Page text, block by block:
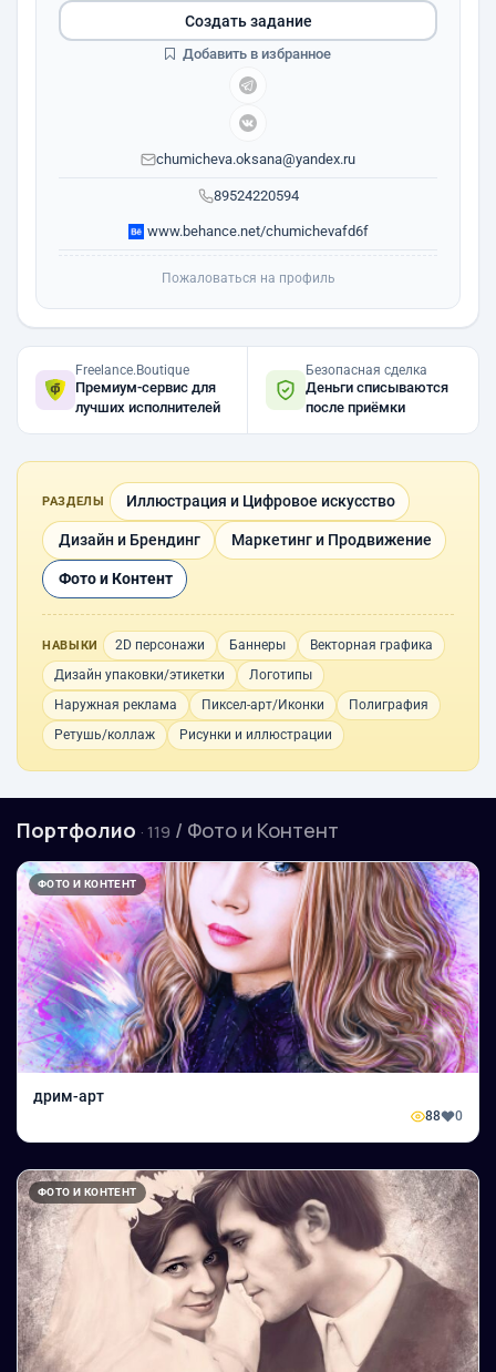
89524220594
chumicheva.oksana@yandex.ru
www.behance.net/chumichevafd6f
Создать задание
Добавить в избранное
Пожаловаться на профиль
Freelance.Boutique
Премиум-сервис для
лучших исполнителей
Безопасная сделка
Деньги списываются
после приёмки
РАЗДЕЛЫ Иллюстрация и Цифровое искусство
Дизайн и Брендинг Маркетинг и Продвижение
Фото и Контент
НАВЫКИ 2D персонажи Баннеры
Векторная графика
Дизайн упаковки/этикетки
Логотипы
Наружная реклама
Пиксел-арт/Иконки
Полиграфия
Ретушь/коллаж
Рисунки и иллюстрации
Портфолио · 119 / Фото и Контент
ФОТО И КОНТЕНТ
дрим-арт
88 0
ФОТО И КОНТЕНТ